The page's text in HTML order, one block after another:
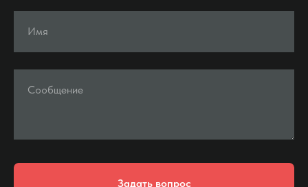
Имя
Сообщение
Задать вопрос